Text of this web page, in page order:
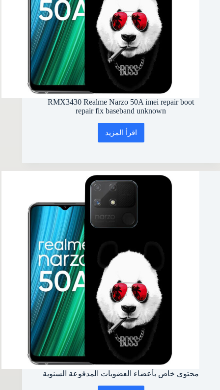
RMX3430 Realme Narzo 50A imei repair boot
repair fix baseband unknown
اقرأ المزيدRMX3430
Realme
imei
repair
boot
repair
baseband
unknown
محتوى خاص بأعضاء العضويات المدفوعة السنوية